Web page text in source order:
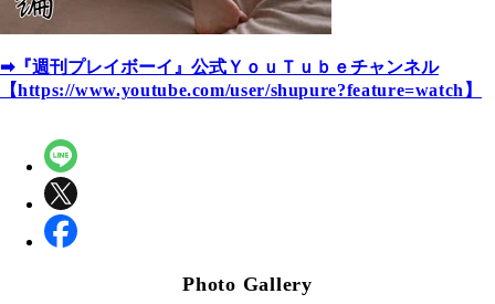
➡『週刊プレイボーイ』公式ＹｏｕＴｕｂｅチャンネル
【https://www.youtube.com/user/shupure?feature=watch 】
Photo Gallery